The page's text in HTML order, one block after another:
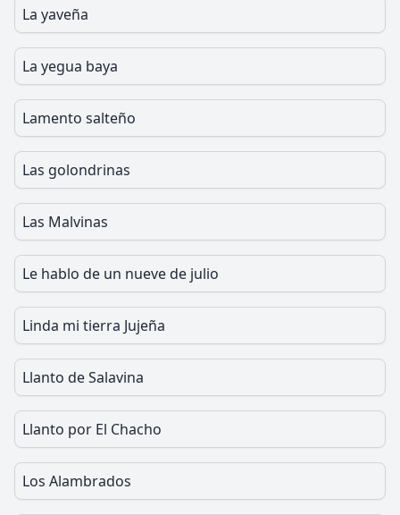
La yaveña
La yegua baya
Lamento salteño
Las golondrinas
Las Malvinas
Le hablo de un nueve de julio
Linda mi tierra Jujeña
Llanto de Salavina
Llanto por El Chacho
Los Alambrados